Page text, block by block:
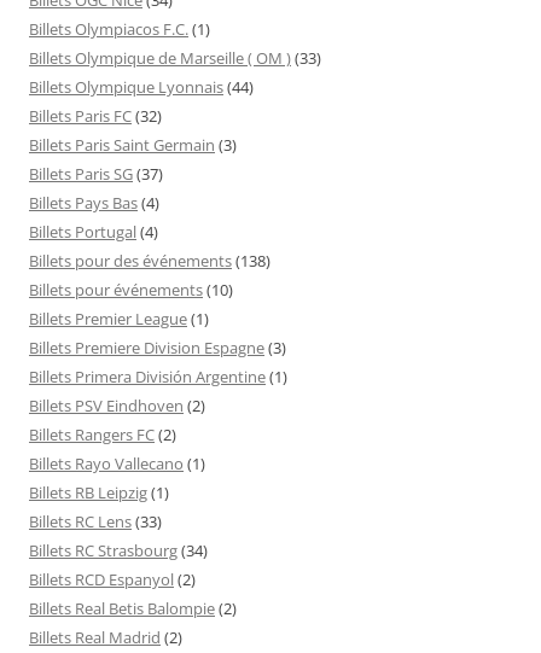
Billets Olympiacos F.C.(1)
Billets Olympique de Marseille ( OM )(33)
Billets Olympique Lyonnais(44)
Billets Paris FC(32)
Billets Paris Saint Germain (3)
Billets Paris SG(37)
Billets Pays Bas(4)
Billets Portugal(4)
Billets pour des événements(138)
Billets pour événements(10)
Billets Premier League(1)
Billets Premiere Division Espagne(3)
Billets Primera División Argentine(1)
Billets PSV Eindhoven (2)
Billets Rangers FC(2)
Billets Rayo Vallecano (1)
Billets RB Leipzig(1)
Billets RC Lens(33)
Billets RC Strasbourg(34)
Billets RCD Espanyol(2)
Billets Real Betis Balompie(2)
Billets Real Madrid (2)